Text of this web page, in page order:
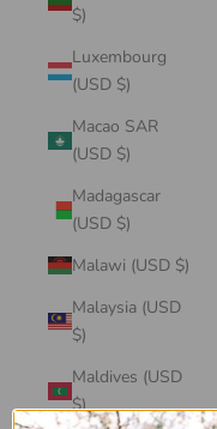
$)
Luxembourg
(USD $)
Macao SAR
(USD $)
Madagascar
(USD $)
Malawi (USD $)
Malaysia (USD
$)
Maldives (USD
$)